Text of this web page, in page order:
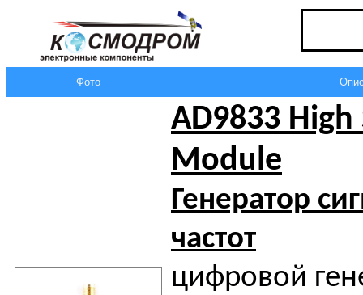
Фото
AD9833 High
Module
Генератор
частот
цифровой